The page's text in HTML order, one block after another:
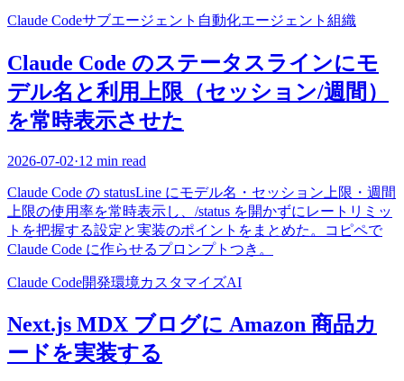
Claude Codeサブエージェント 自動化エージェント組織
Claude Code のステータスラインにモ
デル名と利用上限（セッション/週間）
を常時表示させた
2026-07-02·12 min read
Claude Code の statusLine にモデル名・セッション上限・週間
上限の使用率を常時表示し、/status を開かずにレートリミッ
トを把握する設定と実装のポイントをまとめた。コピペで
Claude Code に作らせるプロンプトつき。
Claude Code開発環境カスタマイズAI
Next.js MDX ブログに Amazon 商品カ
ードを実装する